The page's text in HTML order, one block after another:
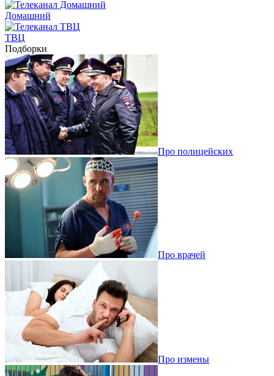
Домашний
ТВЦ
Подборки
Про полицейских
Про врачей
Про измены